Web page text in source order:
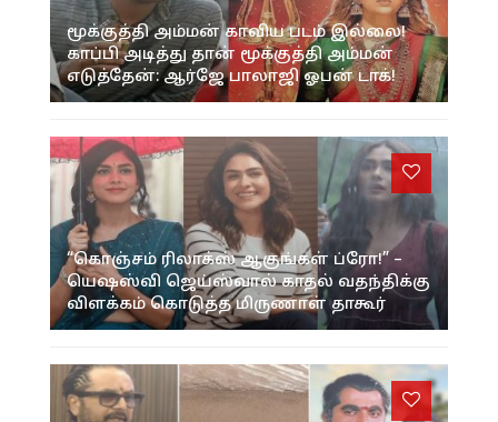
மூக்குத்தி அம்மன் காவிய படம் இல்லை!
காப்பி அடித்து தான் மூக்குத்தி அம்மன்
எடுத்தேன்: ஆர்ஜே பாலாஜி ஓபன் டாக்!
“கொஞ்சம் ரிலாக்ஸ் ஆகுங்கள் ப்ரோ!” –
யெஷஸ்வி ஜெய்ஸ்வால் காதல் வதந்திக்கு
விளக்கம் கொடுத்த மிருணாள் தாகூர்